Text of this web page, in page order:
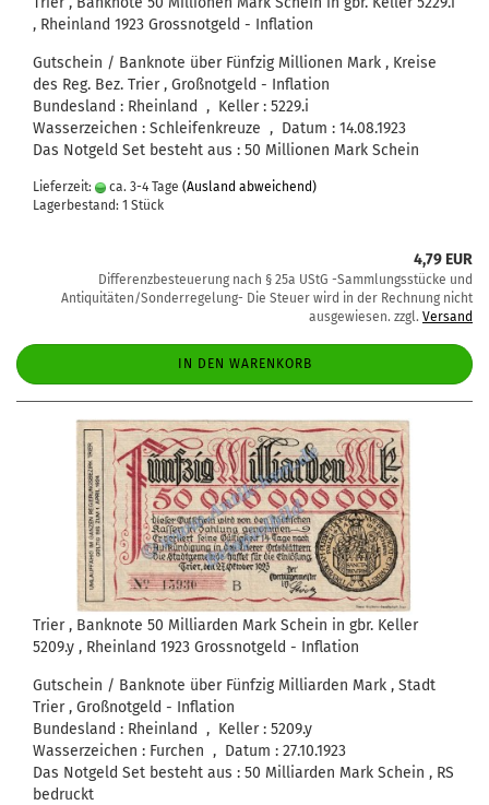
, Rheinland 1923 Grossnotgeld - Inflation
Gutschein / Banknote über Fünfzig Millionen Mark , Kreise
des Reg. Bez. Trier , Großnotgeld - Inflation
Bundesland : Rheinland , Keller : 5229.i
Wasserzeichen : Schleifenkreuze , Datum : 14.08.1923
Das Notgeld Set besteht aus : 50 Millionen Mark Schein
Lieferzeit: ca. 3-4 Tage (Ausland abweichend)
Lagerbestand: 1 Stück
4,79 EUR
Differenzbesteuerung nach § 25a UStG -Sammlungsstücke und
Antiquitäten/Sonderregelung- Die Steuer wird in der Rechnung nicht
ausgewiesen. zzgl. Versand
IN DEN WARENKORB
Trier , Banknote 50 Milliarden Mark Schein in gbr. Keller
5209.y , Rheinland 1923 Grossnotgeld - Inflation
Gutschein / Banknote über Fünfzig Milliarden Mark , Stadt
Trier , Großnotgeld - Inflation
Bundesland : Rheinland , Keller : 5209.y
Wasserzeichen : Furchen , Datum : 27.10.1923
Das Notgeld Set besteht aus : 50 Milliarden Mark Schein , RS
bedruckt